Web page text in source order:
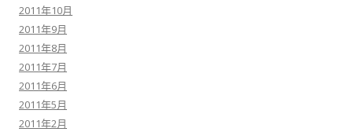
2011年10月
2011年9月
2011年8月
2011年7月
2011年6月
2011年5月
2011年2月